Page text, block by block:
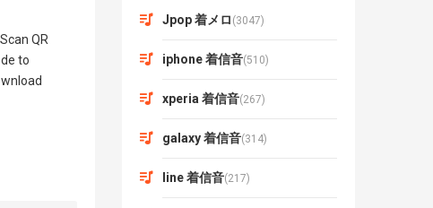
Jpop 着メロ (3047)
iphone 着信音(510)
xperia 着信音(267)
galaxy 着信音(314)
line 着信音(217)